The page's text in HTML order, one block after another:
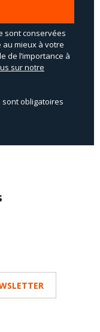
sont conservées
mieux à votre
de l’importance à
sur notre
obligatoires